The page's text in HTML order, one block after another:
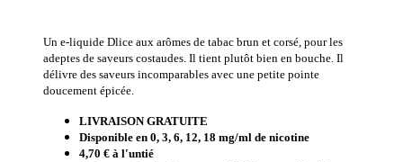
Un e-liquide Dlice aux arômes de tabac brun et corsé, pour les
adeptes de saveurs costaudes. Il tient plutôt bien en bouche. Il
délivre des saveurs incomparables avec une petite pointe
doucement épicée.
LIVRAISON GRATUITE
Disponible en 0, 3, 6, 12, 18 mg/ml de nicotine
4,70 € à l'untié